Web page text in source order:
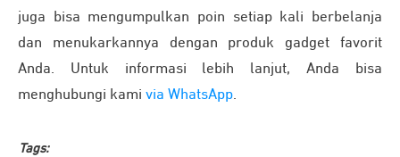
juga bisa mengumpulkan poin setiap kali berbelanja
dan menukarkannya dengan produk gadget favorit
Anda. Untuk informasi lebih lanjut, Anda bisa
menghubungi kami via WhatsApp.
Tags: